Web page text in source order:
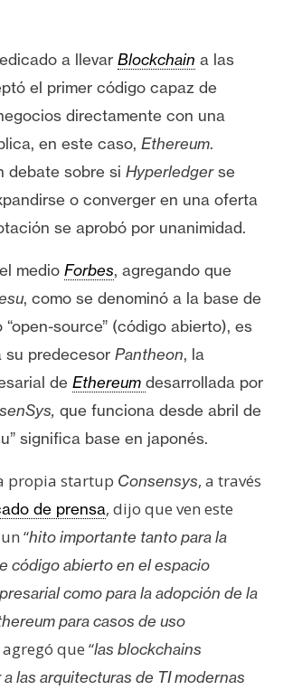
a llevar Blockchain a las
el primer código capaz de
directamente con una
en este caso, Ethereum.
debate sobre si Hyperledgerse
o converger en una oferta
se aprobó por unanimidad.
medio Forbes, agregando que
, como se denominó a la base de
source” (código abierto), es
predecesor Pantheon, la
de Ethereum desarrollada por
que funciona desde abril de
significa base en japonés.
propia startup Consensys, a través
de prensa, dijo que ven este
“hito importante tanto para la
código abierto en el espacio
como para la adopción de la
para casos de uso
agregó que “las blockchains
las arquitecturas de TI modernas